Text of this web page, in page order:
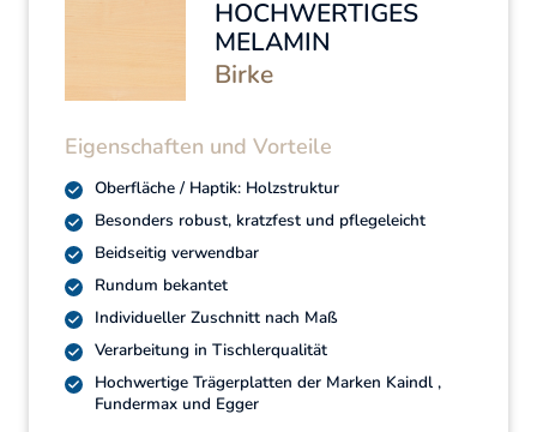
HOCHWERTIGES
MELAMIN
Birke
Eigenschaften und Vorteile
Oberfläche / Haptik: Holzstruktur
Besonders robust, kratzfest und pflegeleicht
Beidseitig verwendbar
Rundum bekantet
Individueller Zuschnitt nach Maß
Verarbeitung in Tischlerqualität
Hochwertige Trägerplatten der Marken Kaindl ,
Fundermax und Egger